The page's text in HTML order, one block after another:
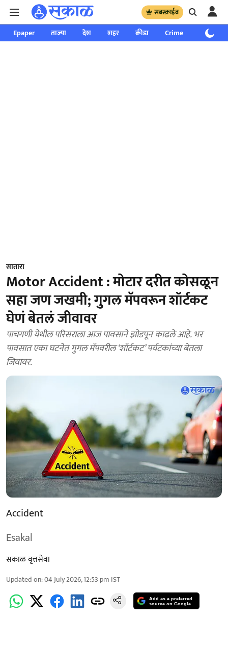
सबस्क्राईब
Epaper ताज्या देश शहर क्रीडा Crime साप्ताहिक
सातारा
Motor Accident : मोटार दरीत कोसळून
सहा जण जखमी; गुगल मॅपवरून शॉर्टकट
घेणं बेतलं जीवावर
पाचगणी येथील परिसराला आज पावसाने झोडपून काढले आहे. भर
पावसात एका घटनेत गुगल मॅपवरील ‘शॉर्टकट’ पर्यटकांच्या बेतला
जिवावर.
Accident
Esakal
सकाळ वृत्तसेवा
Updated on:04 July 2026, 12:53 pm IST
Add as a preferred
source on Google